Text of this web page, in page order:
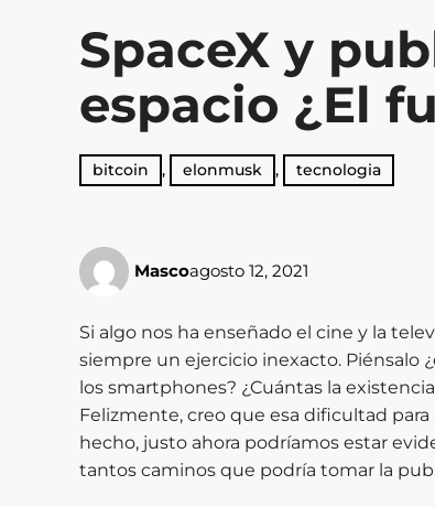
SpaceX y
espacio ¿El
bitcoin , elonmusk , tecnologia
Mascoagosto 12, 2021
Si algo nos ha enseñado el cine y la
siempre un ejercicio inexacto. Piénsalo
los smartphones? ¿Cuántas la
Felizmente, creo que esa dificultad
hecho, justo ahora podríamos estar
tantos caminos que podría tomar la